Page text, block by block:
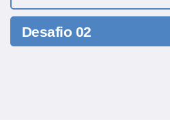
Desafio 02